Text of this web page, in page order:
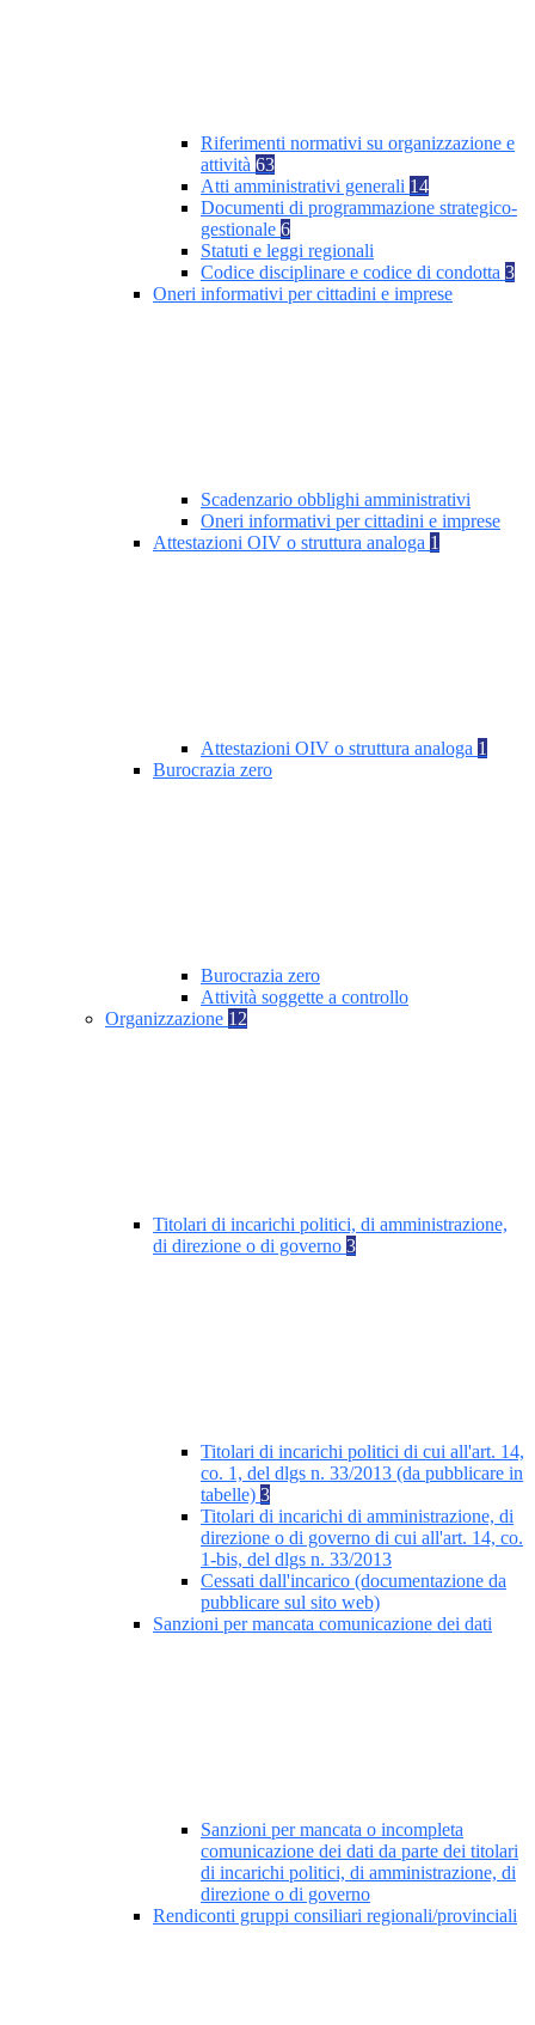
Riferimenti normativi su organizzazione e
attività 63
Atti amministrativi generali 14
Documenti di programmazione strategico-
gestionale 6
Statuti e leggi regionali
Codice disciplinare e codice di condotta 3
Oneri informativi per cittadini e imprese
Scadenzario obblighi amministrativi
Oneri informativi per cittadini e imprese
Attestazioni OIV o struttura analoga 1
Attestazioni OIV o struttura analoga 1
Burocrazia zero
Burocrazia zero
Attività soggette a controllo
Organizzazione 12
Titolari di incarichi politici, di amministrazione,
di direzione o di governo 3
Titolari di incarichi politici di cui all'art. 14,
co. 1, del dlgs n. 33/2013 (da pubblicare in
tabelle) 3
Titolari di incarichi di amministrazione, di
direzione o di governo di cui all'art. 14, co.
1-bis, del dlgs n. 33/2013
Cessati dall'incarico (documentazione da
pubblicare sul sito web)
Sanzioni per mancata comunicazione dei dati
Sanzioni per mancata o incompleta
comunicazione dei dati da parte dei titolari
di incarichi politici, di amministrazione, di
direzione o di governo
Rendiconti gruppi consiliari regionali/provinciali